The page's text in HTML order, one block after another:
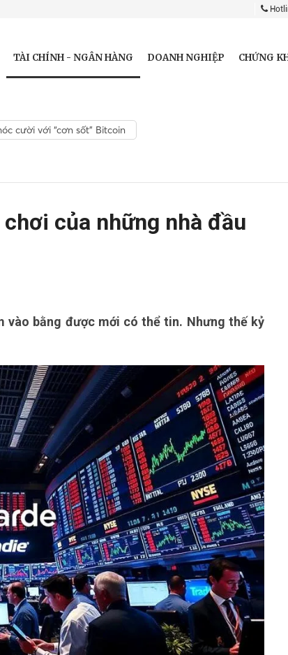
TÀI CHÍNH - NGÂN HÀNG DOANH NGHIỆP CHỨNG
cười với “cơn sốt” Bitcoin
chơi của những nhà đầu
vào bằng được mới có thể tin. Nhưng thế kỷ